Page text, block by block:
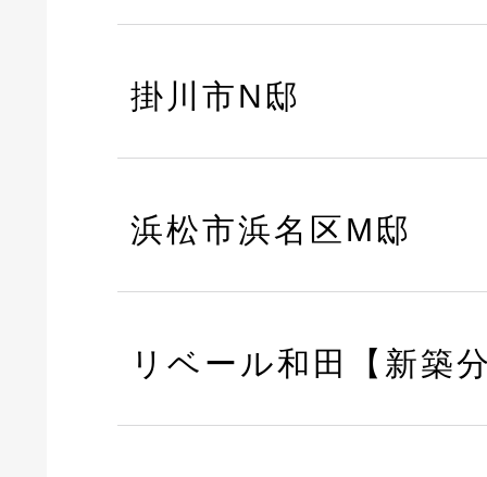
掛川市N邸
浜松市浜名区M邸
リベール和田【新築